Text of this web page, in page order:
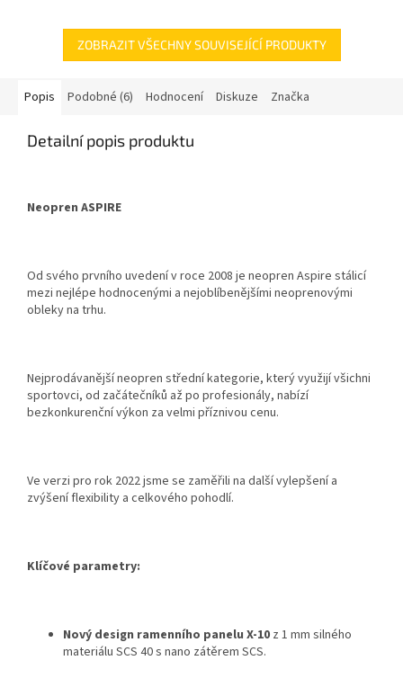
ZOBRAZIT VŠECHNY SOUVISEJÍCÍ PRODUKTY
Popis Podobné (6) Hodnocení Diskuze Značka
Detailní popis produktu
Neopren ASPIRE
Od svého prvního uvedení v roce 2008 je neopren Aspire stálicí
mezi nejlépe hodnocenými a nejoblíbenějšími neoprenovými
obleky na trhu.
Nejprodávanější neopren střední kategorie, který využijí všichni
sportovci, od začátečníků až po profesionály, nabízí
bezkonkurenční výkon za velmi příznivou cenu.
Ve verzi pro rok 2022 jsme se zaměřili na další vylepšení a
zvýšení flexibility a celkového pohodlí.
Klíčové parametry:
Nový design ramenního panelu X-10 z 1 mm silného
materiálu SCS 40 s nano zátěrem SCS.